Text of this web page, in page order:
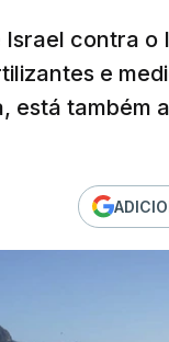
contra o
e
está também